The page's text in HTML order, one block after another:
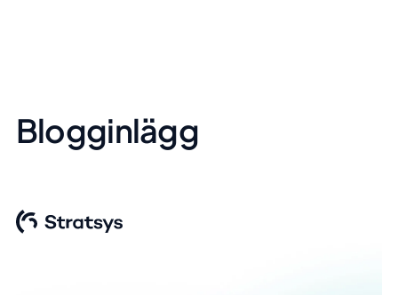
Blogginlägg